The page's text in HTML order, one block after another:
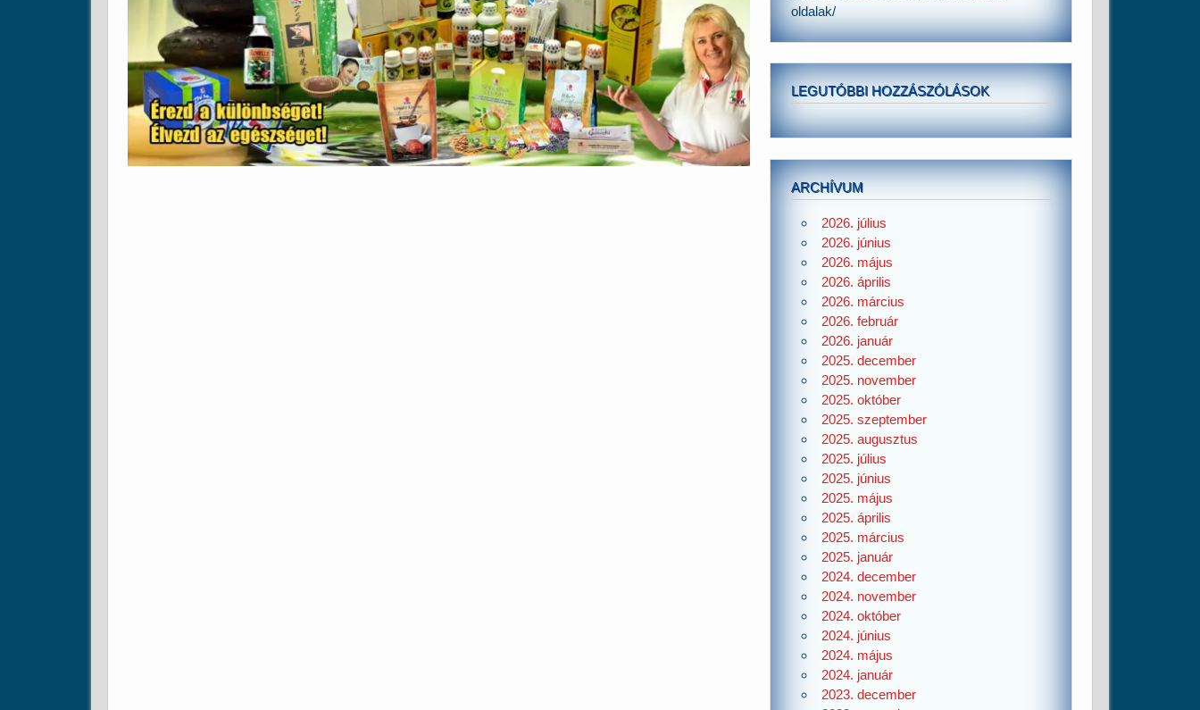
oldalak/
LEGUTÓBBI HOZZÁSZÓLÁSOK
ARCHÍVUM
2026. július
2026. június
2026. május
2026. április
2026. március
2026. február
2026. január
2025. december
2025. november
2025. október
2025. szeptember
2025. augusztus
2025. július
2025. június
2025. május
2025. április
2025. március
2025. január
2024. december
2024. november
2024. október
2024. június
2024. május
2024. január
2023. december